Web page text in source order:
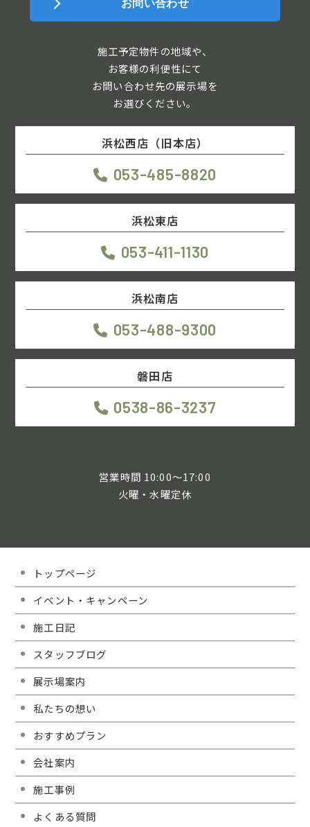
お問い合わせ
施工予定物件の地域や、
お客様の利便性にて
お問い合わせ先の展示場を
お選びください。
浜松西店（旧本店）
053-485-8820
浜松東店
053-411-1130
浜松南店
053-488-9300
磐田店
0538-86-3237
営業時間 10:00～17:00
火曜・水曜定休
トップページ
イベント・キャンペーン
施工日記
スタッフブログ
展示場案内
私たちの想い
おすすめプラン
会社案内
施工事例
よくある質問